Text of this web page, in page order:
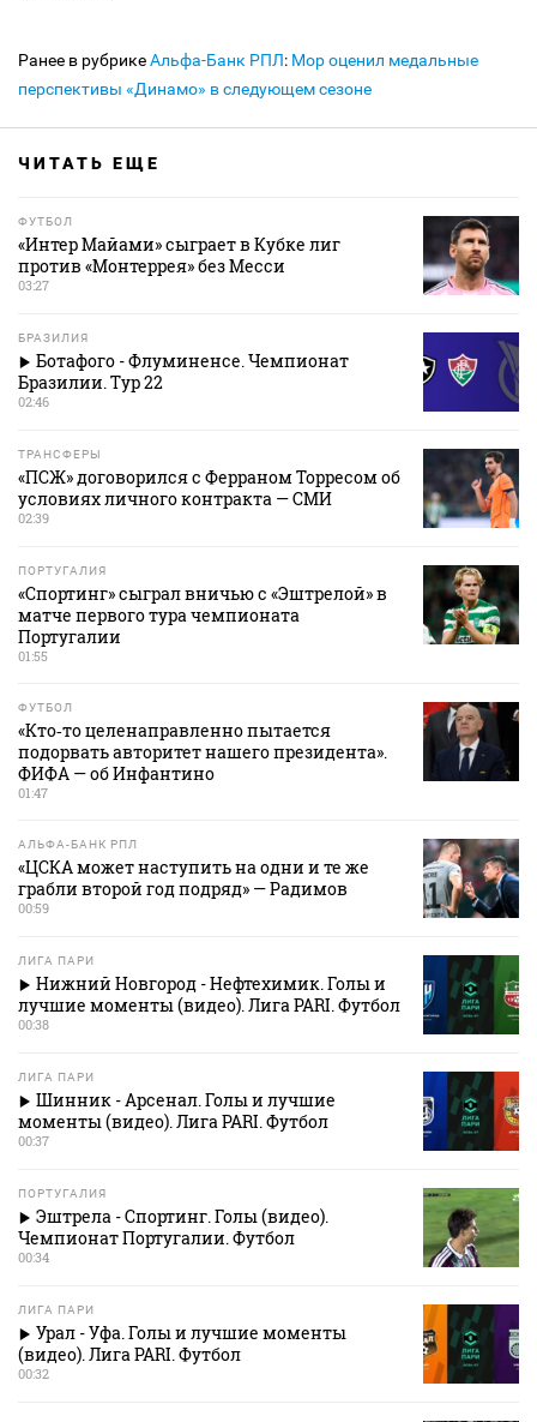
Ранее в рубрикеАльфа-Банк РПЛ: Мор оценил медальные
перспективы «Динамо» в следующем сезоне
ЧИТАТЬ ЕЩЕ
ФУТБОЛ
«Интер Майами» сыграет в Кубке лиг
против «Монтеррея» без Месси
03:27
БРАЗИЛИЯ
Ботафого - Флуминенсе. Чемпионат
Бразилии. Тур 22
02:46
ТРАНСФЕРЫ
«ПСЖ» договорился с Ферраном Торресом об
условиях личного контракта — СМИ
02:39
ПОРТУГАЛИЯ
«Спортинг» сыграл вничью с «Эштрелой» в
матче первого тура чемпионата
Португалии
01:55
ФУТБОЛ
«Кто‑то целенаправленно пытается
подорвать авторитет нашего президента».
ФИФА — об Инфантино
01:47
АЛЬФА-БАНК РПЛ
«ЦСКА может наступить на одни и те же
грабли второй год подряд» — Радимов
00:59
ЛИГА ПАРИ
Нижний Новгород - Нефтехимик. Голы и
лучшие моменты (видео). Лига PARI. Футбол
00:38
ЛИГА ПАРИ
Шинник - Арсенал. Голы и лучшие
моменты (видео). Лига PARI. Футбол
00:37
ПОРТУГАЛИЯ
Эштрела - Спортинг. Голы (видео).
Чемпионат Португалии. Футбол
00:34
ЛИГА ПАРИ
Урал - Уфа. Голы и лучшие моменты
(видео). Лига PARI. Футбол
00:32